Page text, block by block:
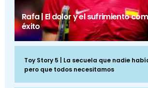
Rafa | El dolor y el sufrimiento
éxito
Toy Story 5 | La secuela que nadie
pero que todos necesitamos